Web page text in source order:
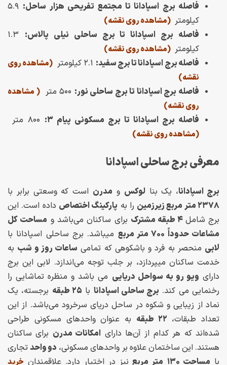
فاصله برج اسپادانا تا مجتمع تفریحی هزار ساحل: ۵.۹
کیلومتر (مشاهده روی نقشه)
فاصله برج اسپادانا تا برج ساحلی نیلی پالاس: ۱.۳
کیلومتر (مشاهده روی نقشه)
فاصله برج اسپادانا تا برج سفید:
(مشاهده روی
نقشه)
فاصله برج اسپادانا تا برج ساحلی نور:
( مشاهده
روی نقشه)
فاصله برج اسپادانا تا برج مسکونی پیام ۳:
(مشاهده روی نقشه)
معرفی برج ساحلی اسپادانا
برج اسپادانا، یک بنا لوکس و مدرن است که وسعتی برابر با
۲۳۷۸ متر مربع زیرزمین
را به پارکینگ اختصاص داده است. این
برج شامل
برای ساکنان می‌باشد و مساحت کل
مشاعاتحدوداً ۷۰۰ متر مربع
میباشد. برج ساحلی اسپادانا با
لابی منحصر به فرد و باشکوهی که تمامی ساعات روز و شب به
خدمت ساکنان میپردازد، بر جلب توجه می‌اندازد. لابی این برج
دارای ویو رو به سواحل دریایی می باشد و منظره تماشایی را
رخنمایی می کند. برج ساحلی اسپادانا با ۲۵ طبقه
برجسته، یک
نماد از زیبایی و شکوه در ساحل دریای سرخرود می‌باشد. از این
تعداد طبقات، ۲۲ طبقه
به عنوان واحدهای مسکونی طراحی
شده‌اند که هر کدام از آن‌ها دارای امکانات مدرن برای ساکنان
هستند. این ساختمان علاوه بر واحدهای مسکونی، دو واحدتجاری
با مساحت ۱۳۰ متر مربعنیز در اختیار دارد. علاقمندان خرید